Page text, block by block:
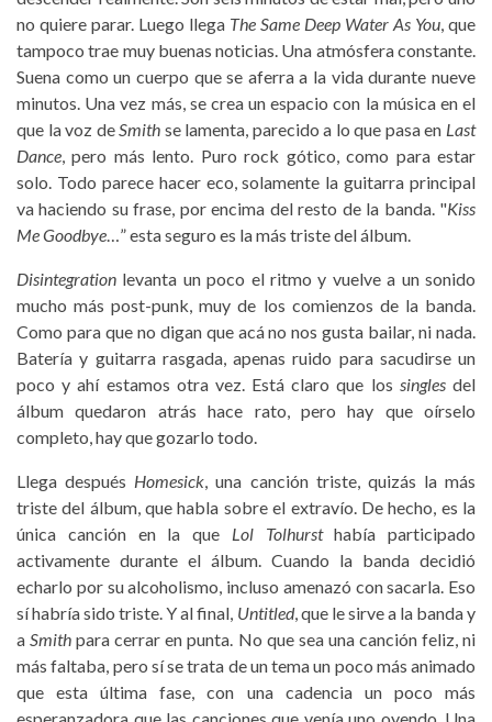
no quiere parar. Luego llega The Same Deep Water As You, que
tampoco trae muy buenas noticias. Una atmósfera constante.
Suena como un cuerpo que se aferra a la vida durante nueve
minutos. Una vez más, se crea un espacio con la música en el
que la voz deSmith se lamenta, parecido a lo que pasa en Last
Dance, pero más lento. Puro rock gótico, como para estar
solo. Todo parece hacer eco, solamente la guitarra principal
va haciendo su frase, por encima del resto de la banda. "Kiss
Me Goodbye…” esta seguro es la más triste del álbum.
Disintegration levanta un poco el ritmo y vuelve a un sonido
mucho más post-punk, muy de los comienzos de la banda.
Como para que no digan que acá no nos gusta bailar, ni nada.
Batería y guitarra rasgada, apenas ruido para sacudirse un
poco y ahí estamos otra vez. Está claro que los singlesdel
álbum quedaron atrás hace rato, pero hay que oírselo
completo, hay que gozarlo todo.
Llega después Homesick, una canción triste, quizás la más
triste del álbum, que habla sobre el extravío. De hecho, es la
única canción en la que Lol Tolhursthabía participado
activamente durante el álbum. Cuando la banda decidió
echarlo por su alcoholismo, incluso amenazó con sacarla. Eso
sí habría sido triste. Y al final, Untitled, que le sirve a la banda y
aSmith para cerrar en punta. No que sea una canción feliz, ni
más faltaba, pero sí se trata de un tema un poco más animado
que esta última fase, con una cadencia un poco más